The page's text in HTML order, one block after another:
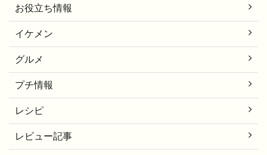
お役立ち情報
イケメン
グルメ
プチ情報
レシピ
レビュー記事